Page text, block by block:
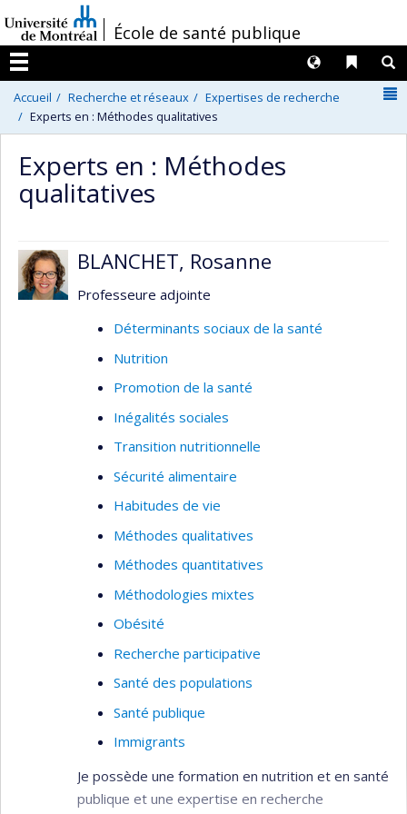
au
contenu
/École de santé publique
Menu
Liens
Langues
Accueil Recherche et réseaux
Expertises de recherche
Experts en : Méthodes qualitatives
Experts en : Méthodes
qualitatives
BLANCHET, Rosanne
Professeure adjointe
Déterminants sociaux de la santé
Nutrition
Promotion de la santé
Inégalités sociales
Transition nutritionnelle
Sécurité alimentaire
Habitudes de vie
Méthodes qualitatives
Méthodes quantitatives
Méthodologies mixtes
Obésité
Recherche participative
Santé des populations
Santé publique
Immigrants
Je possède une formation en nutrition et en santé
publique et une expertise en recherche